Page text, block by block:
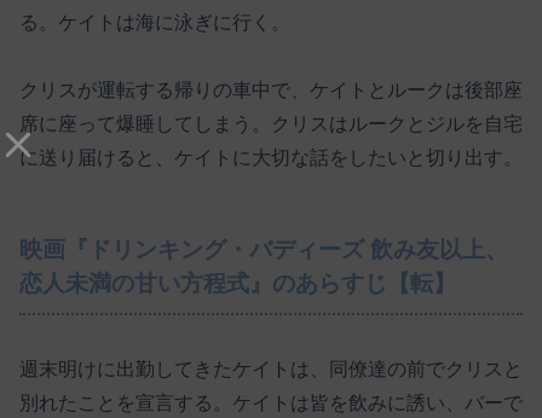
る。ケイトは海に泳ぎに行く。
クリスが運転する帰りの車中で、ケイトとルークは後部座
席に座って爆睡してしまう。クリスはルークとジルを自宅
に送り届けると、ケイトに大切な話をしたいと切り出す。
映画『ドリンキング・バディーズ 飲み友以上、
恋人未満の甘い方程式』のあらすじ【転】
週末明けに出勤してきたケイトは、同僚達の前でクリスと
別れたことを宣言する。ケイトは皆を飲みに誘い、バーで